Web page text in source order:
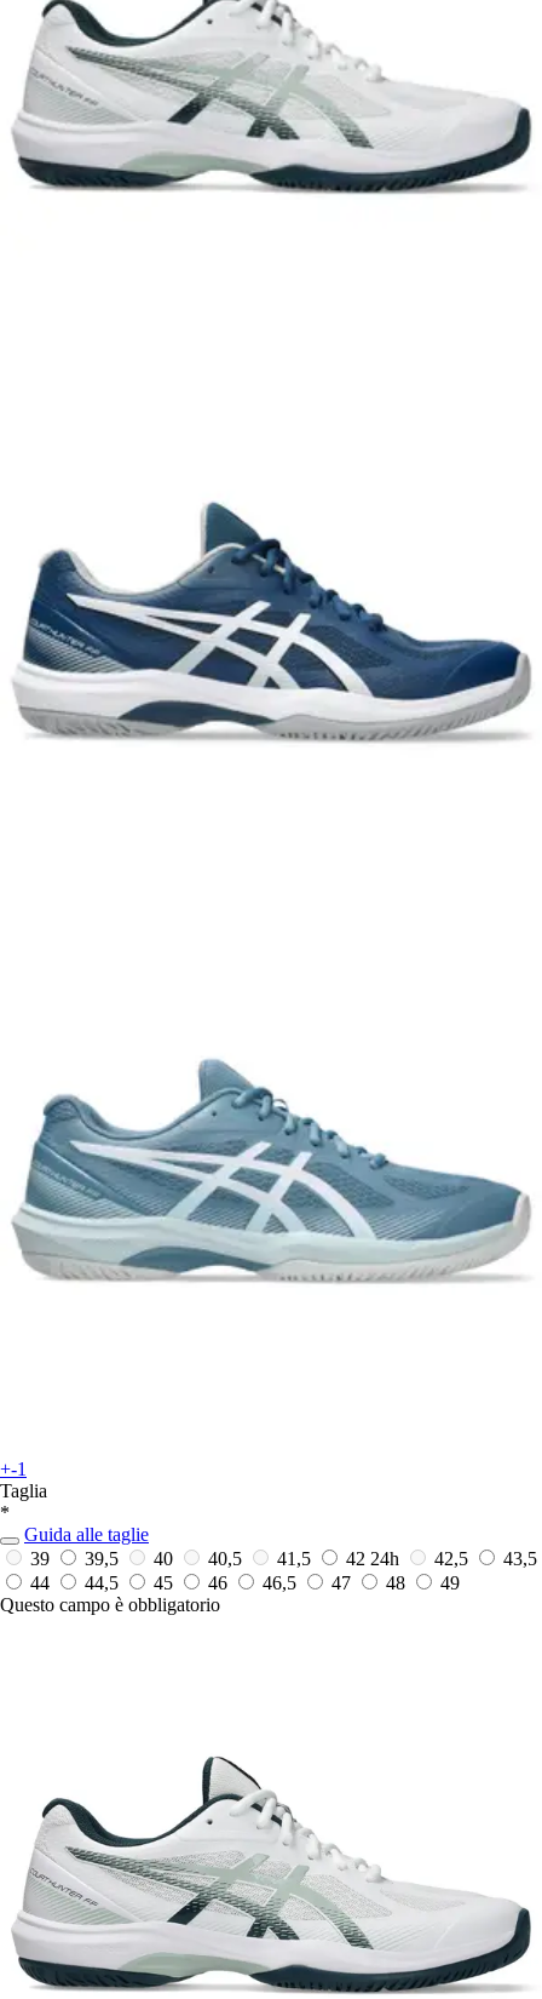
+-1
Taglia
*
Guida alle taglie
39
39,5 40 40,5 41,5 42 24h 42,5
43,5
44
44,5 45 46 46,5 47 48
49
Questo campo è obbligatorio